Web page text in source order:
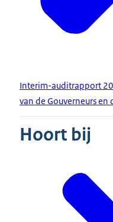
Interim-auditrapport
van de Gouverneurs en
Hoort bij